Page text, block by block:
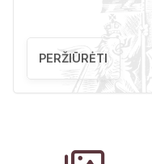
PERŽIŪRĖTI